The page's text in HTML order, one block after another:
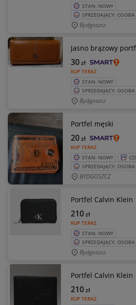
STAN: NOWY
SPRZEDAJĄCY:
Bydgoszcz
Jasno brązowy
KUP TERAZ
30zł
STAN: NOWY
SPRZEDAJĄCY:
Bydgoszcz
Portfel męski
KUP TERAZ
20zł
STAN: NOWY
SPRZEDAJĄCY:
BYDGOSZCZ
Portfel Calvin Klein
KUP TERAZ
210zł
STAN: NOWY
SPRZEDAJĄCY:
Bydgoszcz
Portfel Calvin Klein
KUP TERAZ
210zł